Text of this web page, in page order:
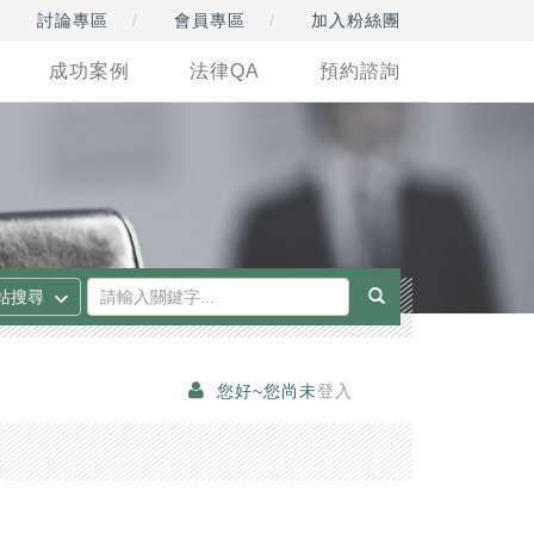
討論專區 會員專區 加入粉絲團
成功案例 法律QA 預約諮詢
您好~您尚未登入